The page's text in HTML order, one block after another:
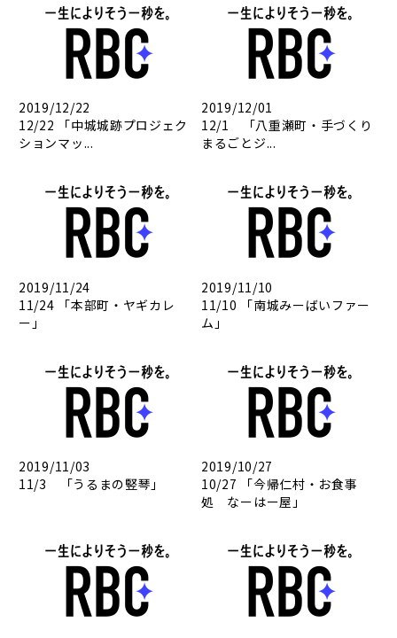
2019/12/22
12/22 「中城城跡プロジェク
ションマッ...
2019/12/01
12/1 「八重瀬町・手づくり
まるごとジ...
2019/11/24
11/24 「本部町・ヤギカレ
ー」
2019/11/10
11/10 「南城みーばいファー
ム」
2019/11/03
11/3 「うるまの竪琴」
2019/10/27
10/27 「今帰仁村・お食事
処 なーはー屋」